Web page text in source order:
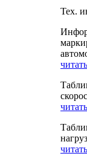
Тех.